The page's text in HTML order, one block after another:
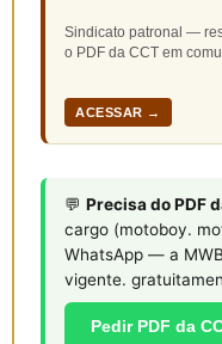
Sindicato patronal —
o PDF da CCT em
ACESSAR →
💬 Precisa do PDF
cargo (motoboy.
WhatsApp — a
vigente.
Pedir PDF da